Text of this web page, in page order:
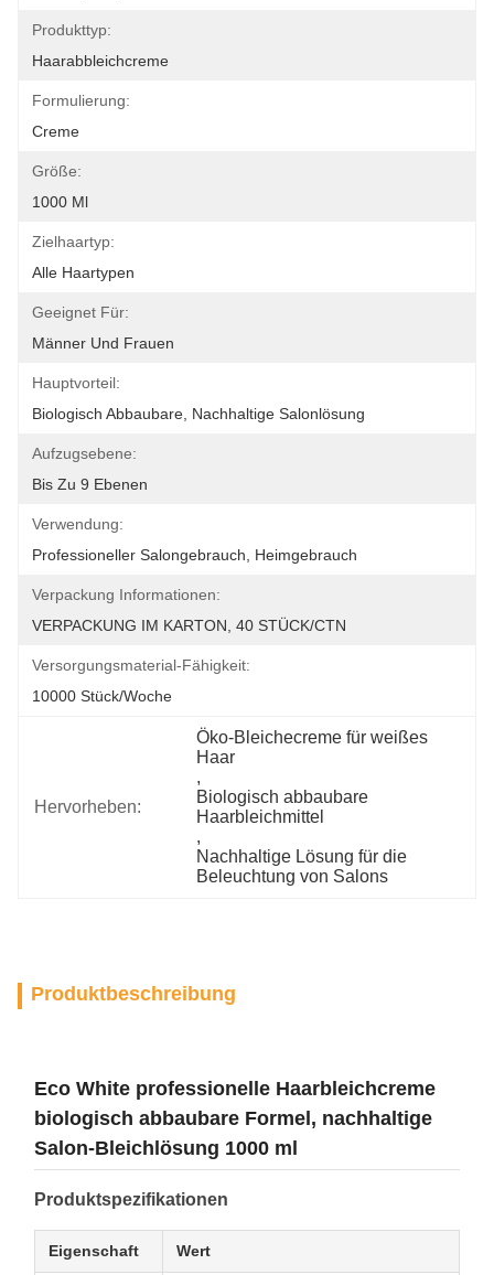
Produkttyp:
Haarabbleichcreme
Formulierung:
Creme
Größe:
1000 Ml
Zielhaartyp:
Alle Haartypen
Geeignet Für:
Männer Und Frauen
Hauptvorteil:
Biologisch Abbaubare, Nachhaltige Salonlösung
Aufzugsebene:
Bis Zu 9 Ebenen
Verwendung:
Professioneller Salongebrauch, Heimgebrauch
Verpackung Informationen:
VERPACKUNG IM KARTON, 40 STÜCK/CTN
Versorgungsmaterial-Fähigkeit:
10000 Stück/Woche
Hervorheben:
Öko-Bleichecreme für weißes
Haar
,
Biologisch abbaubare
Haarbleichmittel
,
Nachhaltige Lösung für die
Beleuchtung von Salons
Produktbeschreibung
Eco White professionelle Haarbleichcreme ️
biologisch abbaubare Formel, nachhaltige
Salon-Bleichlösung 1000 ml
Produktspezifikationen
Eigenschaft Wert